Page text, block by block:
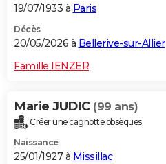
19/07/1933 à Paris
Décès
20/05/2026 à Bellerive-sur-Allier
Famille IENZER
Marie JUDIC (99 ans)
Créer une cagnotte obsèques
Naissance
25/01/1927 à Missillac